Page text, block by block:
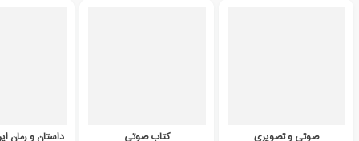
صوتی و تصویری کتاب صوتی داستان و رمان